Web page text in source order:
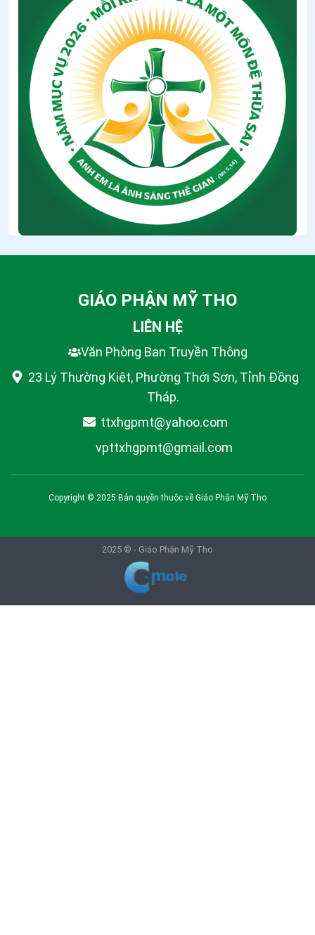
GIÁO PHẬN MỸ THO
LIÊN HỆ
Văn Phòng Ban Truyền Thông
23 Lý Thường Kiệt, Phường Thới Sơn, Tỉnh Đồng
Tháp.
ttxhgpmt@yahoo.com
vpttxhgpmt@gmail.com
Copyright © 2025 Bản quyền thuộc về Giáo Phận Mỹ Tho
2025 © - Giáo Phận Mỹ Tho